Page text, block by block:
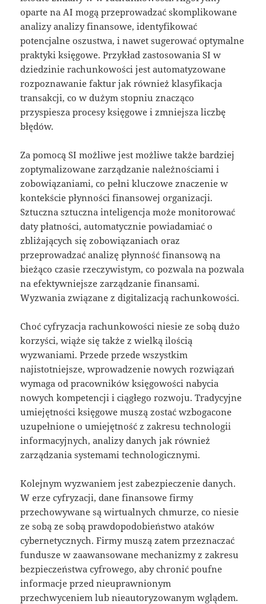
oparte na AI mogą przeprowadzać skomplikowane
analizy analizy finansowe, identyfikować
potencjalne oszustwa, i nawet sugerować optymalne
praktyki księgowe. Przykład zastosowania SI w
dziedzinie rachunkowości jest automatyzowane
rozpoznawanie faktur jak również klasyfikacja
transakcji, co w dużym stopniu znacząco
przyspiesza procesy księgowe i zmniejsza liczbę
błędów.
Za pomocą SI możliwe jest możliwe także bardziej
zoptymalizowane zarządzanie należnościami i
zobowiązaniami, co pełni kluczowe znaczenie w
kontekście płynności finansowej organizacji.
Sztuczna sztuczna inteligencja może monitorować
daty płatności, automatycznie powiadamiać o
zbliżających się zobowiązaniach oraz
przeprowadzać analizę płynność finansową na
bieżąco czasie rzeczywistym, co pozwala na pozwala
na efektywniejsze zarządzanie finansami.
Wyzwania związane z digitalizacją rachunkowości.
Choć cyfryzacja rachunkowości niesie ze sobą dużo
korzyści, wiąże się także z wielką ilością
wyzwaniami. Przede przede wszystkim
najistotniejsze, wprowadzenie nowych rozwiązań
wymaga od pracowników księgowości nabycia
nowych kompetencji i ciągłego rozwoju. Tradycyjne
umiejętności księgowe muszą zostać wzbogacone
uzupełnione o umiejętność z zakresu technologii
informacyjnych, analizy danych jak również
zarządzania systemami technologicznymi.
Kolejnym wyzwaniem jest zabezpieczenie danych.
W erze cyfryzacji, dane finansowe firmy
przechowywane są wirtualnych chmurze, co niesie
ze sobą ze sobą prawdopodobieństwo ataków
cybernetycznych. Firmy muszą zatem przeznaczać
fundusze w zaawansowane mechanizmy z zakresu
bezpieczeństwa cyfrowego, aby chronić poufne
informacje przed nieuprawnionym
przechwyceniem lub nieautoryzowanym wglądem.